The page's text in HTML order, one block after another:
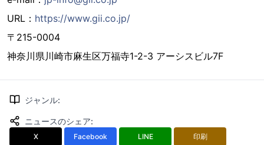
URL： https://www.gii.co.jp/
〒215-0004
神奈川県川崎市麻生区万福寺1-2-3 アーシスビル7F
ジャンル:
ニュースのシェア:
X Facebook LINE 印刷